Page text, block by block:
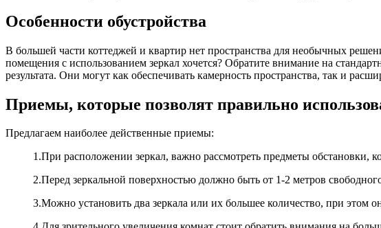
Особенности обустройства
В большей части коттеджей и квартир нет пространства для необычных
помещения с использованием зеркал хочется? Обратите внимание на
результата. Они могут как обеспечивать камерность пространства, так и
Приемы, которые позволят правильно
Предлагаем наиболее действенные приемы:
1.При расположении зеркал, важно рассмотреть предметы обстановки,
2.Перед зеркальной поверхностью должно быть от 1-2 метров
3.Можно установить два зеркала или их большее количество, при этом